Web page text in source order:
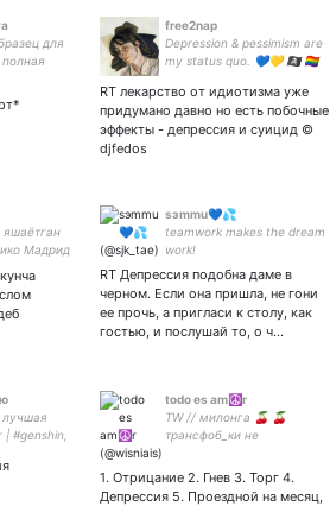
для
очень
free2nap
Depression & pessimism are
my status quo. 💙💛 🏴‍☠️ 🏳️‍🌈
RT лекарство от идиотизма уже
придумано давно но есть побочные
эффекты - депрессия и суицид ©
djfedos
яшаётган
Мадрид
sэmmu💙💦
teamwork makes the dream
work!
RT Депрессия подобна даме в
черном. Если она пришла, не гони
ее прочь, а пригласи к столу, как
гостью, и послушай то, о ч…
лучшая
#genshin,
🧋🍡 |
todo es am☮️r
TW // милонга 🍒 🍒
трансфоб_ки не
1. Отрицание 2. Гнев 3. Торг 4.
Депрессия 5. Проездной на месяц,